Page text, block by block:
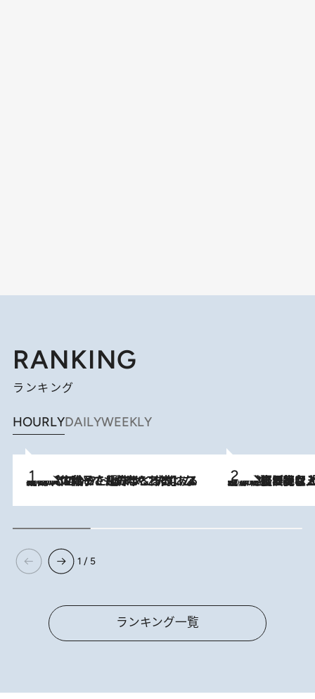
RANKING
ランキング
HOURLYDAILYWEEKLY
2026.8.5
【阿川佐和子さんの年とる力】なぜ70代で始めた趣味は“こんなに楽しい”のか？ ピアノ、俳句…スランプに陥っても続けられる“ある秘訣”とは 2026.8.5
【なぜ吉沢亮は「気配を消せる」のか？】興行収入208億の『国宝』を経て挑むミュージカル『ディア・エヴァン・ハンセン』。トップ俳優が舞台上でさらけ出した“孤独”とは
1 / 5
ランキング一覧